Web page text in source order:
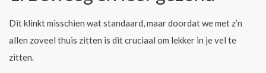
Dit klinkt misschien wat standaard, maar doordat we met z’n
allen zoveel thuis zitten is dit cruciaal om lekker in je vel te
zitten.